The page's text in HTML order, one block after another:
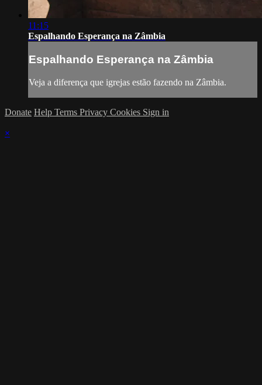
11:15
Espalhando Esperança na Zâmbia
Espalhando Esperança na Zâmbia
Veja a diferença que igrejas estão fazendo na Zâmbia.
Donate Help Terms Privacy Cookies Sign in
×